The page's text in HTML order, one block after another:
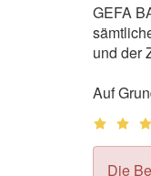
GEFA
und der
Auf
Die